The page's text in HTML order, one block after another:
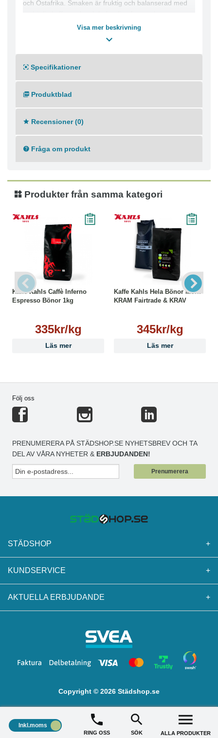
och Östafrika. Smaken är fruktig och balanserad med
● Mellanrost med fruktig och balanserad smak
● Passar för termosbryggare (2,2–2,5 l)
● Förpackningstyp: Kaffe Kuddpåse B2B
● Bönor/Malet: Malet
● Kaffesmak: Söt & fruktig
● Ekologiskt: Ja
Visa mer beskrivning
Specifikationer
Produktblad
Recensioner (0)
Fråga om produkt
Produkter från samma kategori
Kaffe Kahls Caffè Inferno
Espresso Bönor 1kg
335kr/kg
Läs mer
Kaffe Kahls Hela Bönor Mörk
KRAM Fairtrade & KRAV
345kr/kg
Läs mer
Följ oss
PRENUMERERA PÅ STÄDSHOP.SE NYHETSBREV OCH TA
DEL AV VÅRA NYHETER & ERBJUDANDEN!
Prenumerera
STÄDSHOP +
KUNDSERVICE +
AKTUELLA ERBJUDANDE +
Copyright © 2026 Städshop.se
Inkl.moms
RING OSS SÖK ALLA PRODUKTER